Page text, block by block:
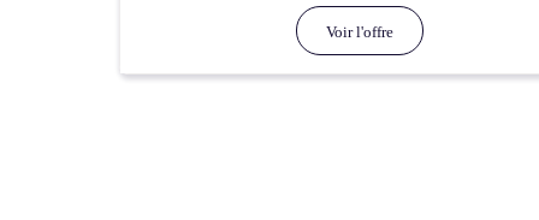
Voir l'offre